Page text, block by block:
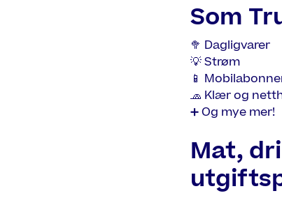
Som
🥦 Dagligvarer
💡 Strøm
📱
🧢 Klær og
➕ Og mye mer!
Mat,